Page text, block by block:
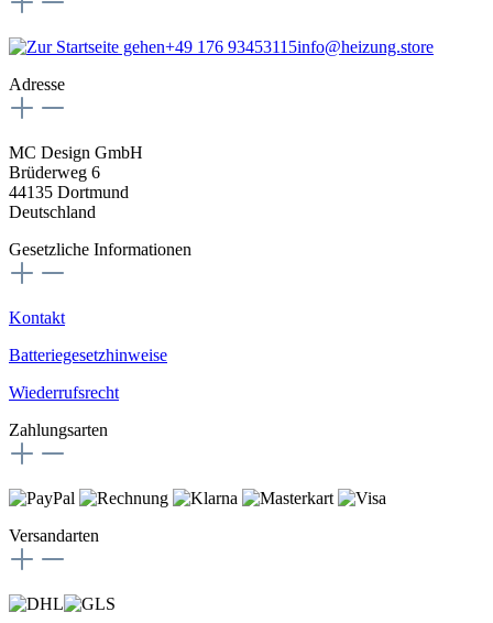
+49 176 93453115info@heizung.store
Adresse
MC Design GmbH
Brüderweg 6
44135 Dortmund
Deutschland
Gesetzliche Informationen
Kontakt
Batteriegesetzhinweise
Wiederrufsrecht
Zahlungsarten
Versandarten